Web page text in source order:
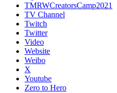
TMRWCreatorsCamp2021
TV Channel
Twitch
Twitter
Video
Website
Weibo
X
Youtube
Zero to Hero